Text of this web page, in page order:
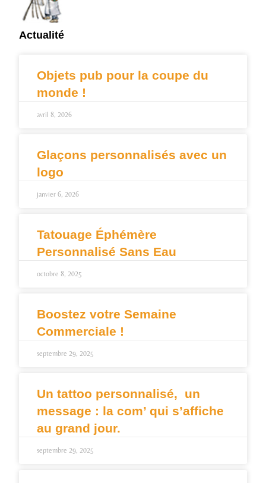
Actualité
Objets pub pour la coupe du
monde !
avril 8, 2026
Glaçons personnalisés avec un
logo
janvier 6, 2026
Tatouage Éphémère
Personnalisé Sans Eau
octobre 8, 2025
Boostez votre Semaine
Commerciale !
septembre 29, 2025
Un tattoo personnalisé, un
message : la com’ qui s’affiche
au grand jour.
septembre 29, 2025